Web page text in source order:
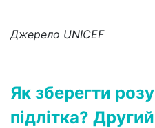
Джерело UNICEF
Як зберегти
підлітка?